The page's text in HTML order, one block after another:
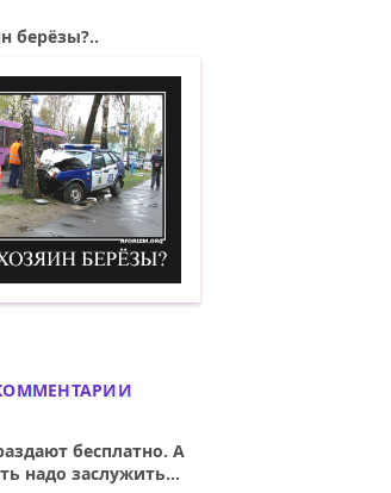
берёзы?..
берёзы? Демотиватор
бесплатно. А
надо заслужить...